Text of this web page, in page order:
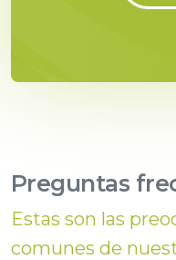
Preguntas
Estas son las
comunes de